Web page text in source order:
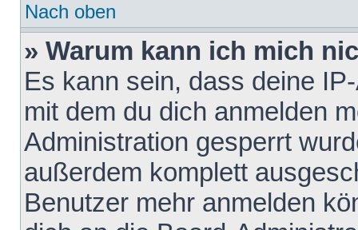
Nach oben
» Warum kann ich mich
Es kann sein, dass deine
mit dem du dich anmelden
Administration gesperrt
außerdem komplett
Benutzer mehr anmelden